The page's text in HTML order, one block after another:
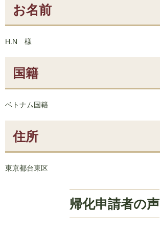
お名前
H.N 様
国籍
ベトナム国籍
住所
東京都台東区
帰化申請者の声